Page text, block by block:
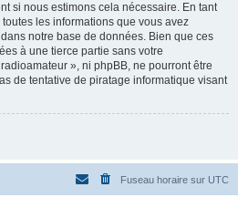
si nous estimons cela nécessaire. En tant
les informations que vous avez
notre base de données. Bien que ces
à une tierce partie sans votre
», ni phpBB, ne pourront être
de tentative de piratage informatique visant
Fuseau horaire sur UTC